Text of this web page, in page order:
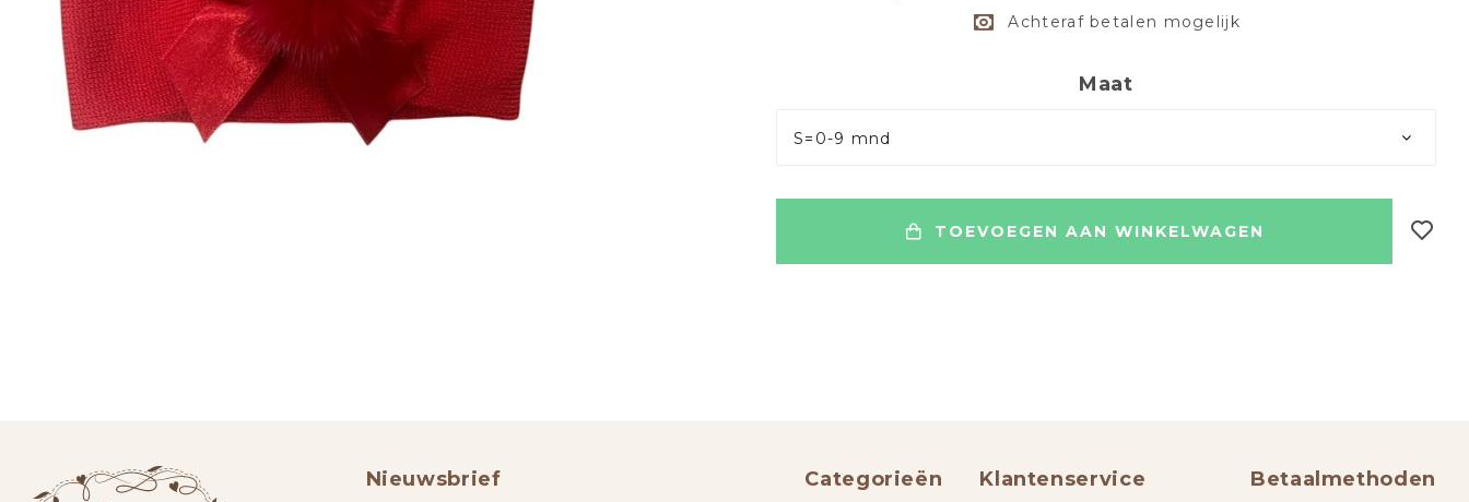
Achteraf betalen mogelijk
Maat
S=0-9 mnd
TOEVOEGEN AAN WINKELWAGEN
Nieuwsbrief Categorieën Klantenservice Betaalmethoden